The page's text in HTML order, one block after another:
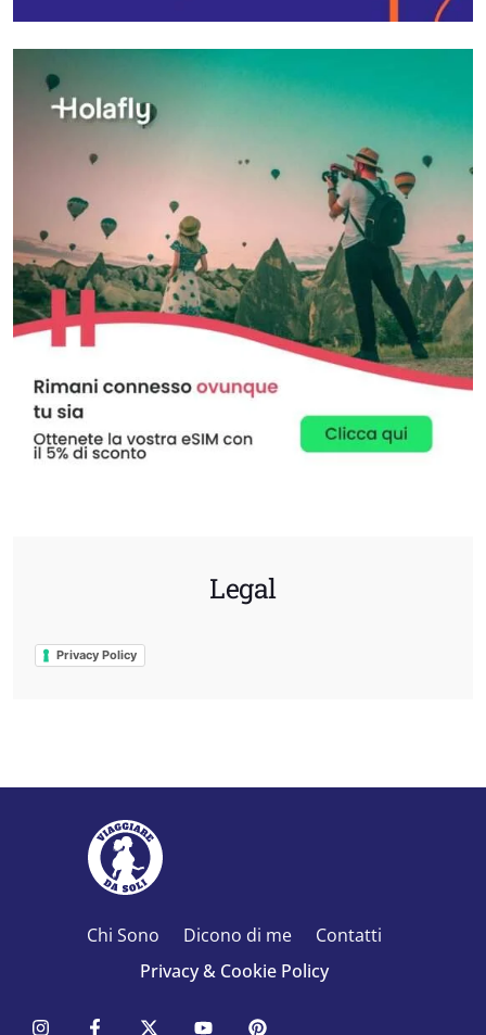
Legal
Privacy Policy
Chi Sono Dicono di me
Contatti
Privacy & Cookie Policy